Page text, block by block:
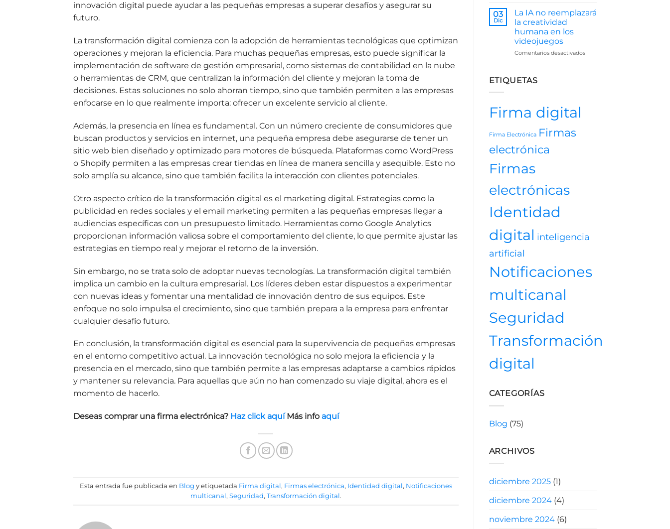
innovación digital puede ayudar a las pequeñas empresas a superar desafíos y asegurar su
futuro.
La transformación digital comienza con la adopción de herramientas tecnológicas que optimizan
operaciones y mejoran la eficiencia. Para muchas pequeñas empresas, esto puede significar la
implementación de software de gestión empresarial, como sistemas de contabilidad en la nube
o herramientas de CRM, que centralizan la información del cliente y mejoran la toma de
decisiones. Estas soluciones no solo ahorran tiempo, sino que también permiten a las empresas
enfocarse en lo que realmente importa: ofrecer un excelente servicio al cliente.
Además, la presencia en línea es fundamental. Con un número creciente de consumidores que
buscan productos y servicios en internet, una pequeña empresa debe asegurarse de tener un
sitio web bien diseñado y optimizado para motores de búsqueda. Plataformas como WordPress
o Shopify permiten a las empresas crear tiendas en línea de manera sencilla y asequible. Esto no
solo amplía su alcance, sino que también facilita la interacción con clientes potenciales.
Otro aspecto crítico de la transformación digital es el marketing digital. Estrategias como la
publicidad en redes sociales y el email marketing permiten a las pequeñas empresas llegar a
audiencias específicas con un presupuesto limitado. Herramientas como Google Analytics
proporcionan información valiosa sobre el comportamiento del cliente, lo que permite ajustar las
estrategias en tiempo real y mejorar el retorno de la inversión.
Sin embargo, no se trata solo de adoptar nuevas tecnologías. La transformación digital también
implica un cambio en la cultura empresarial. Los líderes deben estar dispuestos a experimentar
con nuevas ideas y fomentar una mentalidad de innovación dentro de sus equipos. Este
enfoque no solo impulsa el crecimiento, sino que también prepara a la empresa para enfrentar
cualquier desafío futuro.
En conclusión, la transformación digital es esencial para la supervivencia de pequeñas empresas
en el entorno competitivo actual. La innovación tecnológica no solo mejora la eficiencia y la
presencia en el mercado, sino que también permite a las empresas adaptarse a cambios rápidos
y mantener su relevancia. Para aquellas que aún no han comenzado su viaje digital, ahora es el
momento de hacerlo.
Deseas comprar una firma electrónica? Haz click aquíMás info aquí
Esta entrada fue publicada en Blog y etiquetada Firma digital, Firmas electrónica, Identidad digital, Notificaciones
multicanal, Seguridad, Transformación digital.
desafíos
de
en
03
Dic
La IA no reemplazará
la creatividad
humana en los
videojuegos
Comentarios desactivadosen
ETIQUETAS
Firma digital
Firma Electrónica Firmas
electrónica
Firmas
electrónicas
Identidad
digital inteligencia
artificial
Notificaciones
multicanal
Seguridad
Transformación
digital
CATEGORÍAS
Blog (75)
ARCHIVOS
diciembre 2025(1)
diciembre 2024(4)
noviembre 2024(6)